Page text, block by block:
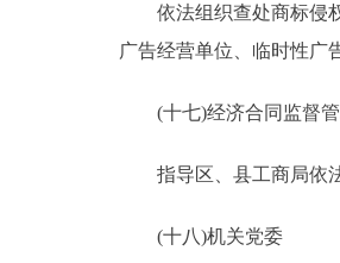
依法组织查处商标侵权
广告经营单位、临时性广
(十七)经济合同监督管
指导区、县工商局依法
(十八)机关党委